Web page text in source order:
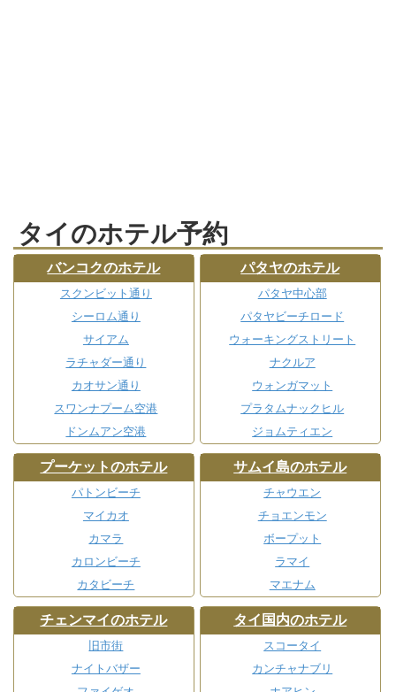
タイのホテル予約
バンコクのホテル
スクンビット通り
シーロム通り
サイアム
ラチャダー通り
カオサン通り
スワンナプーム空港
ドンムアン空港
パタヤのホテル
パタヤ中心部
パタヤビーチロード
ウォーキングストリート
ナクルア
ウォンガマット
プラタムナックヒル
ジョムティエン
プーケットのホテル
パトンビーチ
マイカオ
カマラ
カロンビーチ
カタビーチ
サムイ島のホテル
チャウエン
チョエンモン
ボープット
ラマイ
マエナム
チェンマイのホテル
旧市街
ナイトバザー
タイ国内のホテル
スコータイ
カンチャナブリ